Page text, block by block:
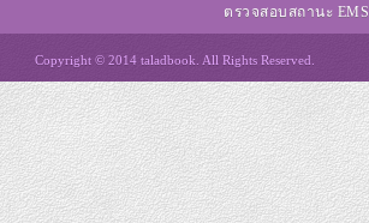
ตรวจสอบสถานะ EMS
Copyright © 2014 taladbook. All Rights Reserved.